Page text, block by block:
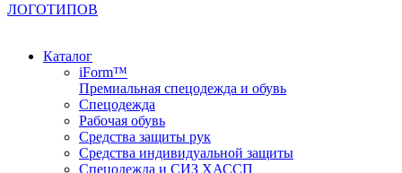
ЛОГОТИПОВ
Каталог
iForm™
Премиальная спецодежда и обувь
Спецодежда
Рабочая обувь
Средства защиты рук
Средства индивидуальной защиты
Спецодежда и СИЗ ХАССП